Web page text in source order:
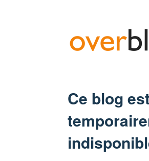
Ce blog est